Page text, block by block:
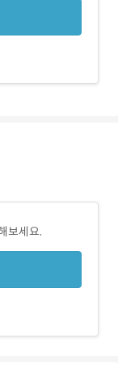
보세요.